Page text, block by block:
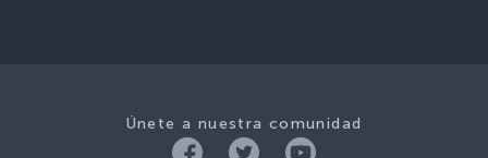
Únete a nuestra comunidad